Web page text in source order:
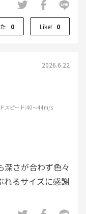
0 Like! 0
2026.6.22
スピード:40～44m/s
深さが合わず色々
れるサイズに感謝